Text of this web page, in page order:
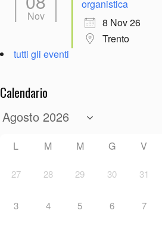
Nov
organistica
8 Nov 26
Trento
tutti gli eventi
Calendario
L M M G V
27 28 29 30 31
3 4 5 6 7